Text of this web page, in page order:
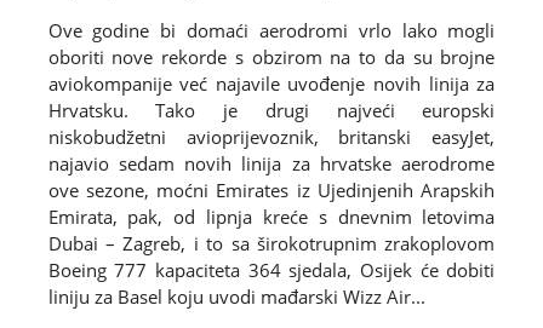
Ove godine bi domaći aerodromi vrlo lako mogli
oboriti nove rekorde s obzirom na to da su brojne
aviokompanije već najavile uvođenje novih linija za
Hrvatsku. Tako je drugi najveći europski
niskobudžetni avioprijevoznik, britanski easyJet,
najavio sedam novih linija za hrvatske aerodrome
ove sezone, moćni Emirates iz Ujedinjenih Arapskih
Emirata, pak, od lipnja kreće s dnevnim letovima
Dubai – Zagreb, i to sa širokotrupnim zrakoplovom
Boeing 777 kapaciteta 364 sjedala, Osijek će dobiti
liniju za Basel koju uvodi mađarski Wizz Air...